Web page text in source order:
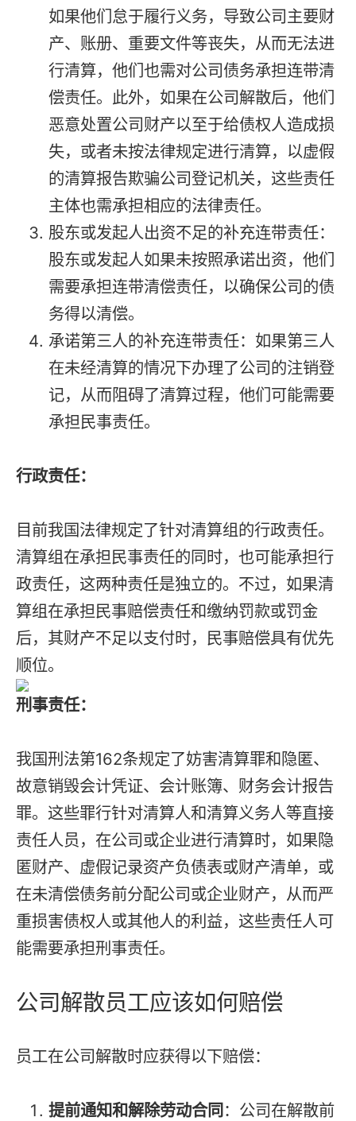
如果他们怠于履行义务，导致公司主要财
产、账册、重要文件等丧失，从而无法进
行清算，他们也需对公司债务承担连带清
偿责任。此外，如果在公司解散后，他们
恶意处置公司财产以至于给债权人造成损
失，或者未按法律规定进行清算，以虚假
的清算报告欺骗公司登记机关，这些责任
主体也需承担相应的法律责任。
股东或发起人出资不足的补充连带责任：
股东或发起人如果未按照承诺出资，他们
需要承担连带清偿责任，以确保公司的债
务得以清偿。
承诺第三人的补充连带责任：如果第三人
在未经清算的情况下办理了公司的注销登
记，从而阻碍了清算过程，他们可能需要
承担民事责任。
行政责任：
目前我国法律规定了针对清算组的行政责任。
清算组在承担民事责任的同时，也可能承担行
政责任，这两种责任是独立的。不过，如果清
算组在承担民事赔偿责任和缴纳罚款或罚金
后，其财产不足以支付时，民事赔偿具有优先
顺位。
刑事责任：
我国刑法第162条规定了妨害清算罪和隐匿、
故意销毁会计凭证、会计账簿、财务会计报告
罪。这些罪行针对清算人和清算义务人等直接
责任人员，在公司或企业进行清算时，如果隐
匿财产、虚假记录资产负债表或财产清单，或
在未清偿债务前分配公司或企业财产，从而严
重损害债权人或其他人的利益，这些责任人可
能需要承担刑事责任。
公司解散员工应该如何赔偿
员工在公司解散时应获得以下赔偿：
提前通知和解除劳动合同 ：公司在解散前